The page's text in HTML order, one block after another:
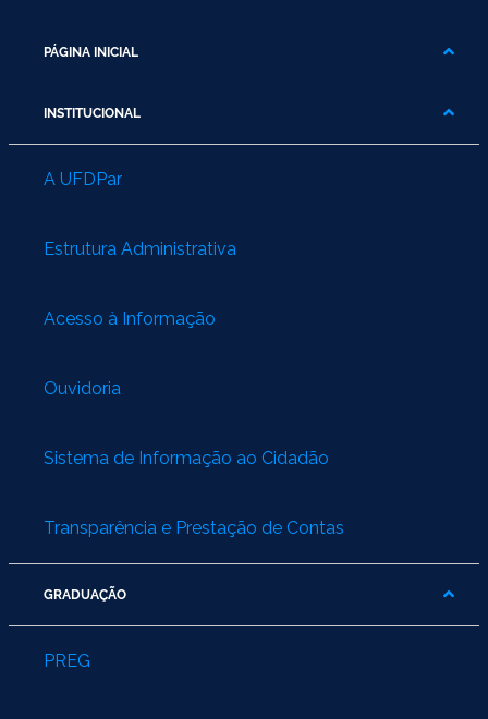
PÁGINA INICIAL
INSTITUCIONAL
A UFDPar
Estrutura Administrativa
Acesso à Informação
Ouvidoria
Sistema de Informação ao Cidadão
Transparência e Prestação de Contas
GRADUAÇÃO
PREG